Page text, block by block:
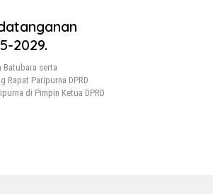
2029.
Batubara serta
Rapat Paripurna DPRD
di Pimpin Ketua DPRD